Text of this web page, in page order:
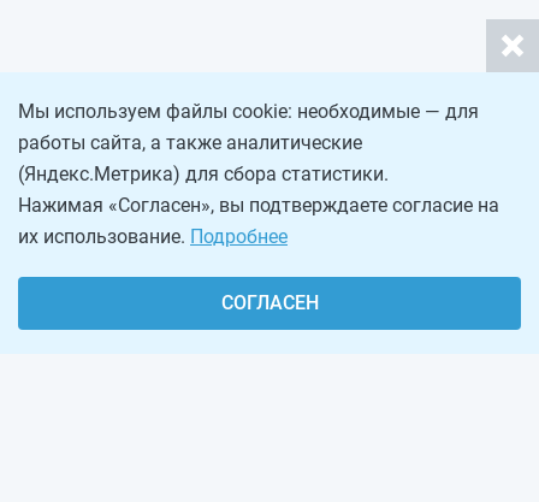
Мы используем файлы cookie: необходимые — для
работы сайта, а также аналитические
(Яндекс.Метрика) для сбора статистики.
Нажимая «Согласен», вы подтверждаете согласие на
их использование. Подробнее
СОГЛАСЕН